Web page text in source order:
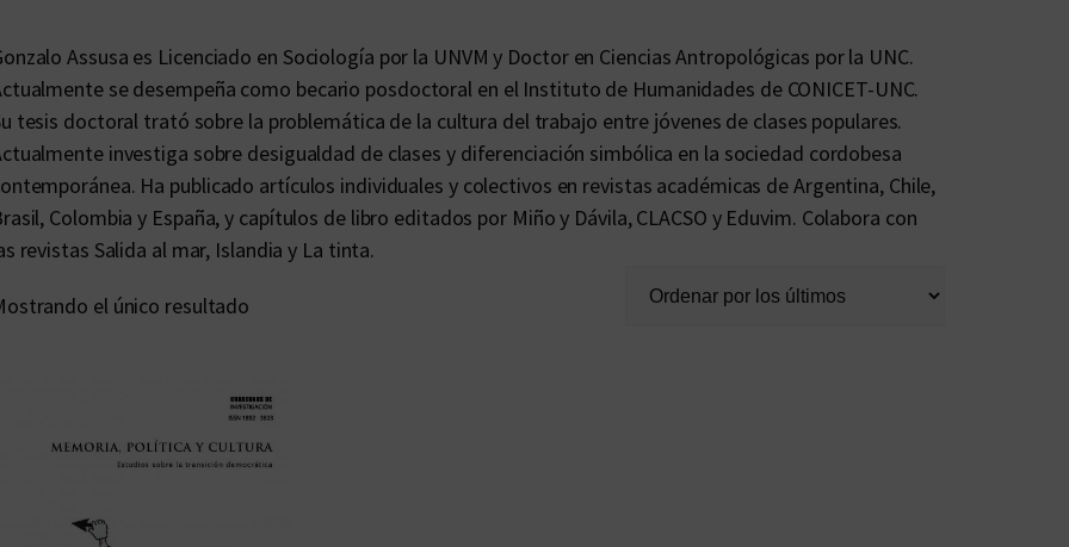
Assusa es Licenciado en Sociología por la UNVM y Doctor en Ciencias Antropológicas por la UNC.
se desempeña como becario posdoctoral en el Instituto de Humanidades de CONICET-UNC.
tesis doctoral trató sobre la problemática de la cultura del trabajo entre jóvenes de clases populares.
investiga sobre desigualdad de clases y diferenciación simbólica en la sociedad cordobesa
Ha publicado artículos individuales y colectivos en revistas académicas de Argentina, Chile,
Colombia y España, y capítulos de libro editados por Miño y Dávila, CLACSO y Eduvim. Colabora con
revistas Salida al mar, Islandia y La tinta.
el único resultado